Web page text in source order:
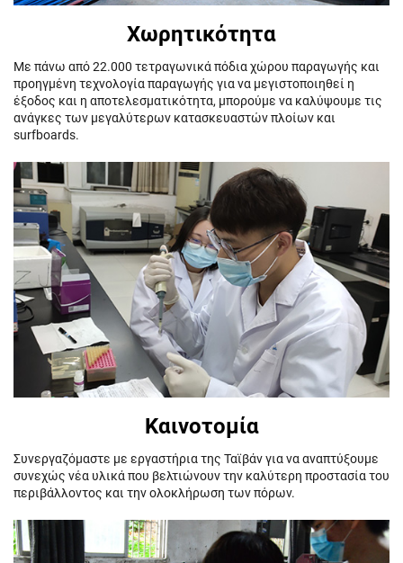
Χωρητικότητα
Με πάνω από 22.000 τετραγωνικά πόδια χώρου παραγωγής και
προηγμένη τεχνολογία παραγωγής για να μεγιστοποιηθεί η
έξοδος και η αποτελεσματικότητα, μπορούμε να καλύψουμε τις
ανάγκες των μεγαλύτερων κατασκευαστών πλοίων και
surfboards.
Καινοτομία
Συνεργαζόμαστε με εργαστήρια της Ταϊβάν για να αναπτύξουμε
συνεχώς νέα υλικά που βελτιώνουν την καλύτερη προστασία του
περιβάλλοντος και την ολοκλήρωση των πόρων.